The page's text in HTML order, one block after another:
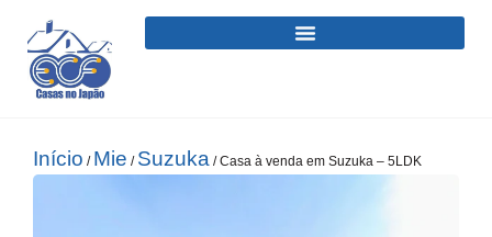
Início / Mie / Suzuka / Casa à venda em Suzuka – 5LDK